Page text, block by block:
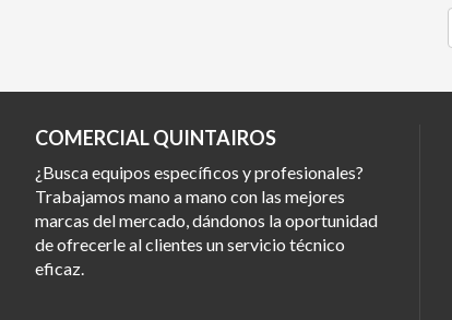
COMERCIAL QUINTAIROS
¿Busca equipos específicos y profesionales?
Trabajamos mano a mano con las mejores
marcas del mercado, dándonos la oportunidad
de ofrecerle al clientes un servicio técnico
eficaz.